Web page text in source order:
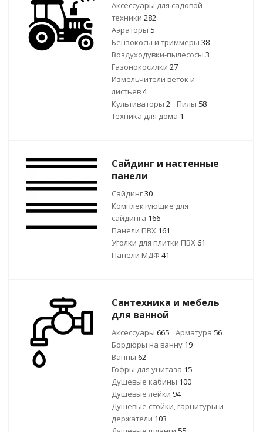
Аксессуары для садовой
техники 282
Аэраторы 5
Бензокосы и триммеры 38
Воздуходувки-пылесосы 3
Газонокосилки 27
Измельчители веток и
листьев4
Культиваторы 2 Пилы 58
Техника для дома 1
Сайдинг и настенные
панели
Сайдинг30
Комплектующие для
сайдинга 166
Панели ПВХ 161
Уголки для плитки ПВХ61
Панели МДФ 41
Сантехника и мебель
для ванной
Аксессуары 665 Арматура 56
Бордюры на ванну 19
Ванны 62
Гофры для унитаза 15
Душевые кабины 100
Душевые лейки 94
Душевые стойки, гарнитуры и
держатели 103